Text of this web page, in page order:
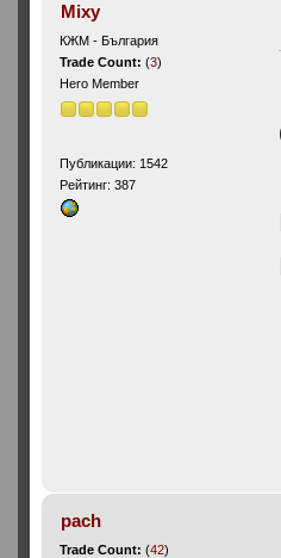
Mixy
КЖМ - България
Trade Count:(3)
Hero Member
Публикации: 1542
Рейтинг: 387
pach
Trade Count:(42)